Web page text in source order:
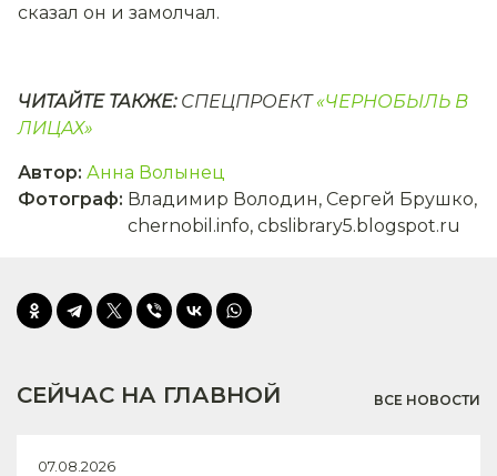
сказал он и замолчал.
ЧИТАЙТЕ ТАКЖЕ: СПЕЦПРОЕКТ«ЧЕРНОБЫЛЬ В
ЛИЦАХ»
Автор: Анна Волынец
Фотограф: Владимир Володин, Сергей Брушко,
chernobil.info, cbslibrary5.blogspot.ru
СЕЙЧАС НА ГЛАВНОЙ ВСЕ НОВОСТИ
07.08.2026